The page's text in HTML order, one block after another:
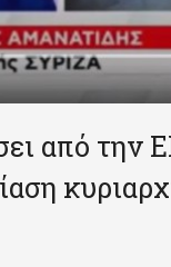
από την